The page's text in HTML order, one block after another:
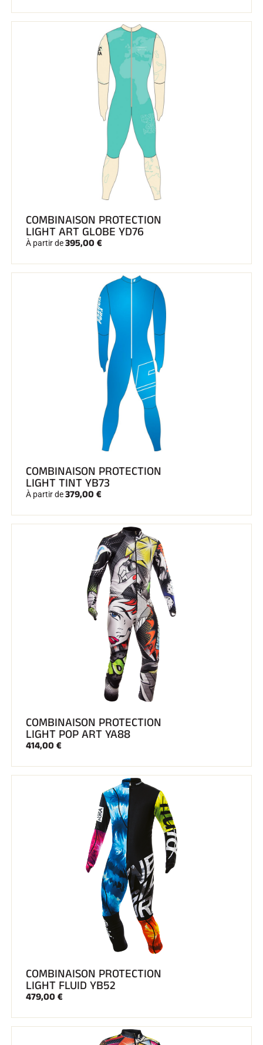
COMBINAISON PROTECTION
LIGHT ART GLOBE YD76
À partir de395,00 €
COMBINAISON PROTECTION
LIGHT TINT YB73
À partir de379,00 €
COMBINAISON PROTECTION
LIGHT POP ART YA88
414,00 €
COMBINAISON PROTECTION
LIGHT FLUID YB52
479,00 €